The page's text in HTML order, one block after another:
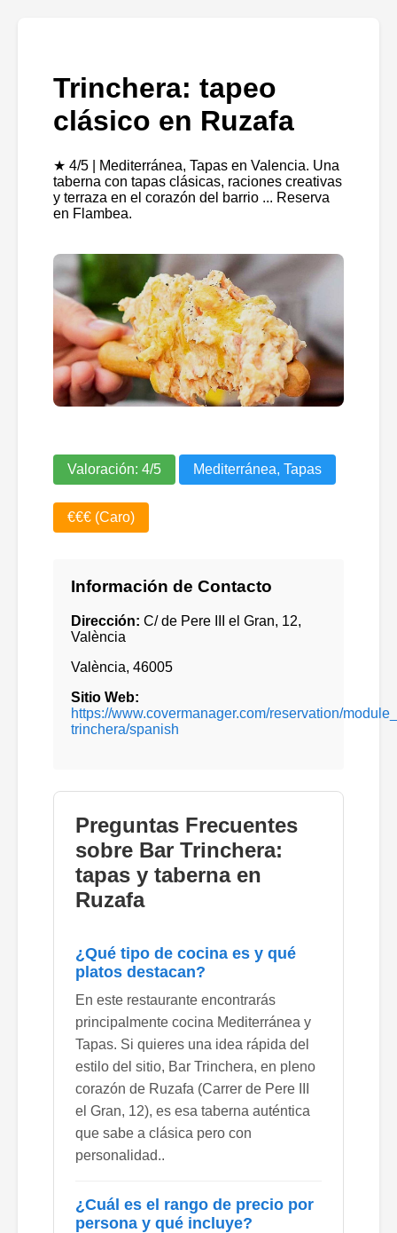
Trinchera: tapeo
clásico en Ruzafa
★ 4/5 | Mediterránea, Tapas en Valencia. Una
taberna con tapas clásicas, raciones creativas
y terraza en el corazón del barrio ... Reserva
en Flambea.
Valoración: 4/5 Mediterránea, Tapas
€€€ (Caro)
Información de Contacto
Dirección: C/ de Pere III el Gran, 12,
València
València, 46005
Sitio Web:
https://www.covermanager.com/reservation/
trinchera/spanish
Preguntas Frecuentes
sobre Bar Trinchera:
tapas y taberna en
Ruzafa
¿Qué tipo de cocina es y qué
platos destacan?
En este restaurante encontrarás
principalmente cocina Mediterránea y
Tapas. Si quieres una idea rápida del
estilo del sitio, Bar Trinchera, en pleno
corazón de Ruzafa (Carrer de Pere III
el Gran, 12), es esa taberna auténtica
que sabe a clásica pero con
personalidad..
¿Cuál es el rango de precio por
persona y qué incluye?